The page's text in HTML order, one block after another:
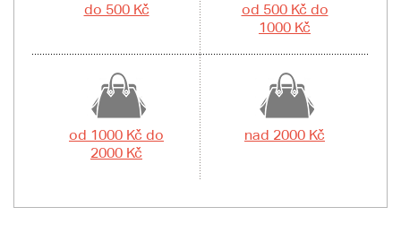
do 500 Kč
od 500 Kč do
1000 Kč
od 1000 Kč do
2000 Kč
nad 2000 Kč